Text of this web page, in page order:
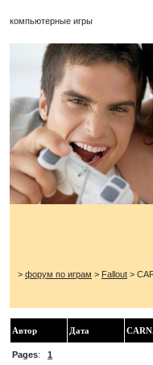
компьютерные игры
> форум по играм > Fallout >
Автор Дата
Pages: 1